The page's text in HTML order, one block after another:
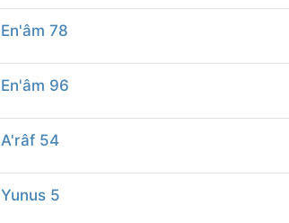
En'âm 78
En'âm 96
A'râf 54
Yunus 5